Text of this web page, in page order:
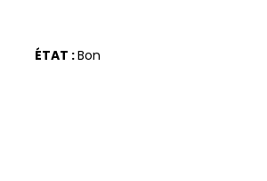
ÉTAT :Bon